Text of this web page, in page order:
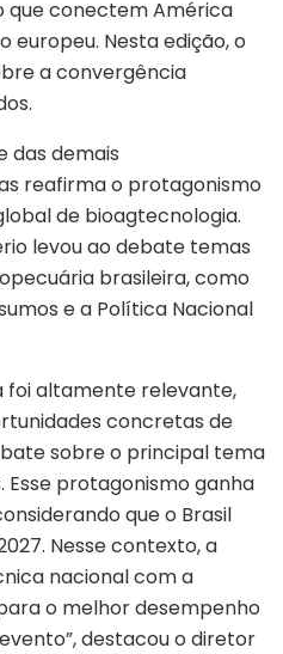
que conectem América
europeu. Nesta edição, o
a convergência
das demais
reafirma o protagonismo
de bioagtecnologia.
levou ao debate temas
brasileira, como
e a Política Nacional
foi altamente relevante,
concretas de
sobre o principal tema
Esse protagonismo ganha
que o Brasil
Nesse contexto, a
nacional com a
o melhor desempenho
destacou o diretor